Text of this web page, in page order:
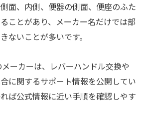
面、内側、便器の側面、便座のふた
ことがあり、メーカー名だけでは部
ないことが多いです。
ーカーは、レバーハンドル交換や
に関するサポート情報を公開してい
ば公式情報に近い手順を確認しやす